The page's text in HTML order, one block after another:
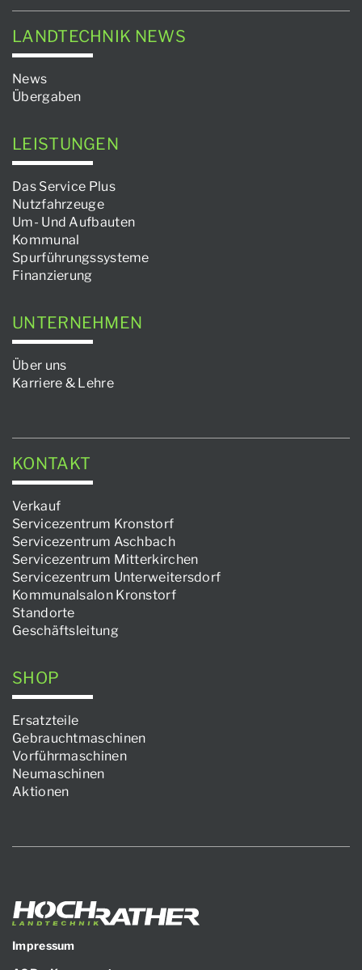
LANDTECHNIK NEWS
News
Übergaben
LEISTUNGEN
Das Service Plus
Nutzfahrzeuge
Um- Und Aufbauten
Kommunal
Spurführungssysteme
Finanzierung
UNTERNEHMEN
Über uns
Karriere & Lehre
KONTAKT
Verkauf
Servicezentrum Kronstorf
Servicezentrum Aschbach
Servicezentrum Mitterkirchen
Servicezentrum Unterweitersdorf
Kommunalsalon Kronstorf
Standorte
Geschäftsleitung
SHOP
Ersatzteile
Gebrauchtmaschinen
Vorführmaschinen
Neumaschinen
Aktionen
Impressum